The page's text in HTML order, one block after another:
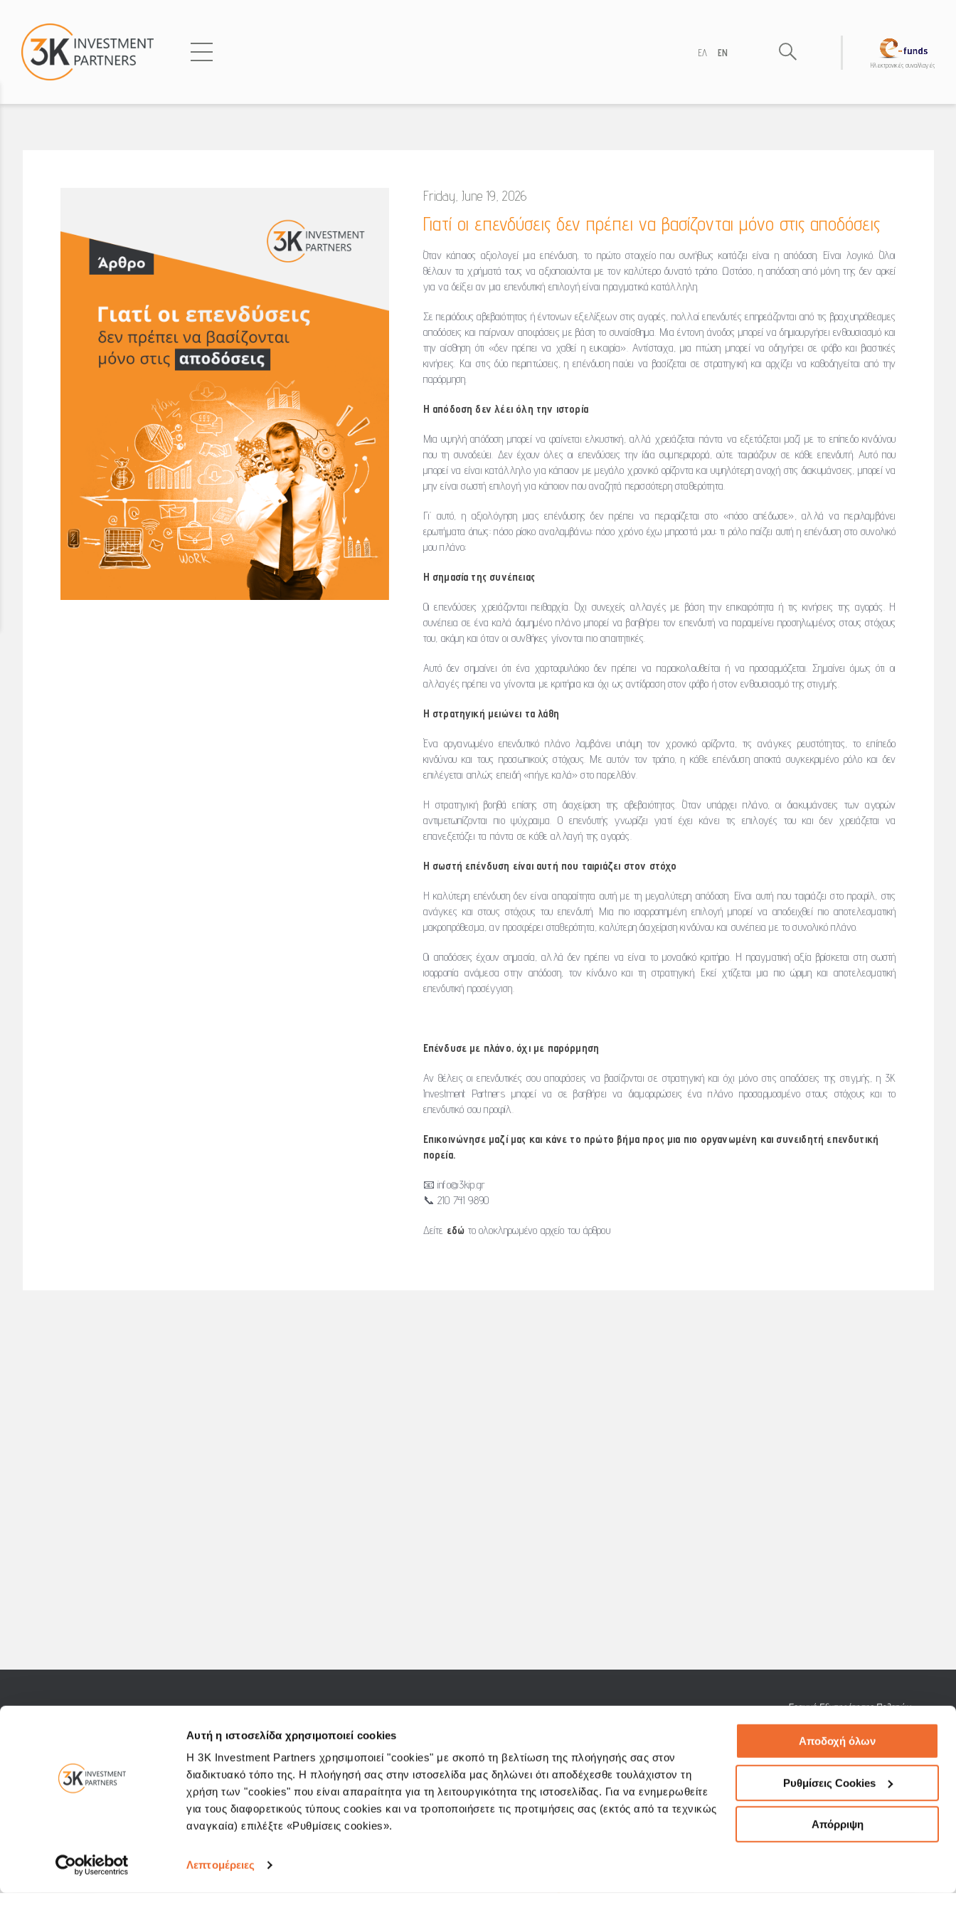
Αυτή η ιστοσελίδα χρησιμοποιεί cookies
Η 3K Investment Partners χρησιμοποιεί "cookies" με σκοπό τη βελτίωση της πλοήγησής σας στον
διαδικτυακό τόπο της. Η πλοήγησή σας στην ιστοσελίδα μας δηλώνει ότι αποδέχεσθε τουλάχιστον τη
χρήση των "cookies" που είναι απαραίτητα για τη λειτουργικότητα της ιστοσελίδας. Για να ενημερωθείτε
για τους διαφορετικούς τύπους cookies και να τροποποιήσετε τις προτιμήσεις σας (εκτός από τα τεχνικώς
αναγκαία) επιλέξτε «Ρυθμίσεις cookies».
Λεπτομέρειες
Αποδοχή όλων
Ρυθμίσεις Cookies
Απόρριψη
ΕΛ EN
Hλεκτρονικές συναλλαγές
Friday, June 19, 2026
Γιατί οι επενδύσεις δεν πρέπει να βασίζονται μόνο στις αποδόσεις
Όταν κάποιος αξιολογεί μια επένδυση, το πρώτο στοιχείο που συνήθως κοιτάζει είναι η απόδοση. Είναι λογικό. Όλοι
θέλουν τα χρήματά τους να αξιοποιούνται με τον καλύτερο δυνατό τρόπο. Ωστόσο, η απόδοση από μόνη της δεν αρκεί
για να δείξει αν μια επενδυτική επιλογή είναι πραγματικά κατάλληλη.
Σε περιόδους αβεβαιότητας ή έντονων εξελίξεων στις αγορές, πολλοί επενδυτές επηρεάζονται από τις βραχυπρόθεσμες
αποδόσεις και παίρνουν αποφάσεις με βάση το συναίσθημα. Μια έντονη άνοδος μπορεί να δημιουργήσει ενθουσιασμό και
την αίσθηση ότι «δεν πρέπει να χαθεί η ευκαιρία». Αντίστοιχα, μια πτώση μπορεί να οδηγήσει σε φόβο και βιαστικές
κινήσεις. Και στις δύο περιπτώσεις, η επένδυση παύει να βασίζεται σε στρατηγική και αρχίζει να καθοδηγείται από την
παρόρμηση.
Η απόδοση δεν λέει όλη την ιστορία
Μια υψηλή απόδοση μπορεί να φαίνεται ελκυστική, αλλά χρειάζεται πάντα να εξετάζεται μαζί με το επίπεδο κινδύνου
που τη συνοδεύει. Δεν έχουν όλες οι επενδύσεις την ίδια συμπεριφορά, ούτε ταιριάζουν σε κάθε επενδυτή. Αυτό που
μπορεί να είναι κατάλληλο για κάποιον με μεγάλο χρονικό ορίζοντα και υψηλότερη ανοχή στις διακυμάνσεις, μπορεί να
μην είναι σωστή επιλογή για κάποιον που αναζητά περισσότερη σταθερότητα.
Γι’ αυτό, η αξιολόγηση μιας επένδυσης δεν πρέπει να περιορίζεται στο «πόσο απέδωσε», αλλά να περιλαμβάνει
ερωτήματα όπως: πόσο ρίσκο αναλαμβάνω; πόσο χρόνο έχω μπροστά μου; τι ρόλο παίζει αυτή η επένδυση στο συνολικό
μου πλάνο;
Η σημασία της συνέπειας
Οι επενδύσεις χρειάζονται πειθαρχία. Όχι συνεχείς αλλαγές με βάση την επικαιρότητα ή τις κινήσεις της αγοράς. Η
συνέπεια σε ένα καλά δομημένο πλάνο μπορεί να βοηθήσει τον επενδυτή να παραμείνει προσηλωμένος στους στόχους
του, ακόμη και όταν οι συνθήκες γίνονται πιο απαιτητικές.
Αυτό δεν σημαίνει ότι ένα χαρτοφυλάκιο δεν πρέπει να παρακολουθείται ή να προσαρμόζεται. Σημαίνει όμως ότι οι
αλλαγές πρέπει να γίνονται με κριτήρια και όχι ως αντίδραση στον φόβο ή στον ενθουσιασμό της στιγμής.
Η στρατηγική μειώνει τα λάθη
Ένα οργανωμένο επενδυτικό πλάνο λαμβάνει υπόψη τον χρονικό ορίζοντα, τις ανάγκες ρευστότητας, το επίπεδο
κινδύνου και τους προσωπικούς στόχους. Με αυτόν τον τρόπο, η κάθε επένδυση αποκτά συγκεκριμένο ρόλο και δεν
επιλέγεται απλώς επειδή «πήγε καλά» στο παρελθόν.
Η στρατηγική βοηθά επίσης στη διαχείριση της αβεβαιότητας. Όταν υπάρχει πλάνο, οι διακυμάνσεις των αγορών
αντιμετωπίζονται πιο ψύχραιμα. Ο επενδυτής γνωρίζει γιατί έχει κάνει τις επιλογές του και δεν χρειάζεται να
επανεξετάζει τα πάντα σε κάθε αλλαγή της αγοράς.
Η σωστή επένδυση είναι αυτή που ταιριάζει στον στόχο
Η καλύτερη επένδυση δεν είναι απαραίτητα αυτή με τη μεγαλύτερη απόδοση. Είναι αυτή που ταιριάζει στο προφίλ, στις
ανάγκες και στους στόχους του επενδυτή. Μια πιο ισορροπημένη επιλογή μπορεί να αποδειχθεί πιο αποτελεσματική
μακροπρόθεσμα, αν προσφέρει σταθερότητα, καλύτερη διαχείριση κινδύνου και συνέπεια με το συνολικό πλάνο.
Οι αποδόσεις έχουν σημασία, αλλά δεν πρέπει να είναι το μοναδικό κριτήριο. Η πραγματική αξία βρίσκεται στη σωστή
ισορροπία ανάμεσα στην απόδοση, τον κίνδυνο και τη στρατηγική. Εκεί χτίζεται μια πιο ώριμη και αποτελεσματική
επενδυτική προσέγγιση.
Επένδυσε με πλάνο, όχι με παρόρμηση
Αν θέλεις οι επενδυτικές σου αποφάσεις να βασίζονται σε στρατηγική και όχι μόνο στις αποδόσεις της στιγμής, η 3K
Investment Partners μπορεί να σε βοηθήσει να διαμορφώσεις ένα πλάνο προσαρμοσμένο στους στόχους και το
επενδυτικό σου προφίλ.
Επικοινώνησε μαζί μας και κάνε το πρώτο βήμα προς μια πιο οργανωμένη και συνειδητή επενδυτική
πορεία.
📧 info@3kip.gr
📞 210 741 9890
Δείτε εδώ το ολοκληρωμένο αρχείο του άρθρου
THE COMPANY
Terms of Use
Security Guidelines "Phishing"